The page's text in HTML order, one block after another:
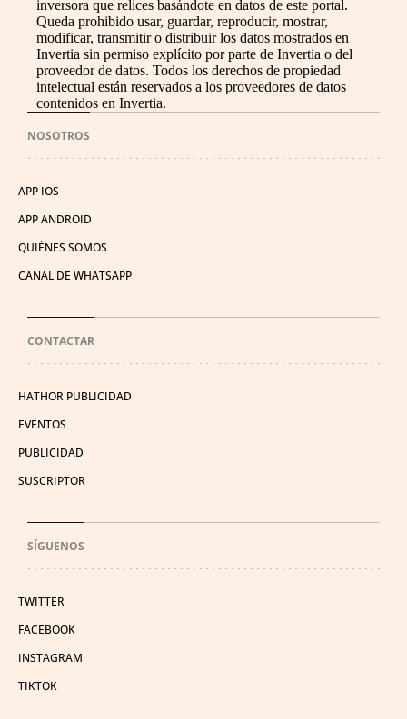
inversora que relices basándote en datos de este portal.
Queda prohibido usar, guardar, reproducir, mostrar,
modificar, transmitir o distribuir los datos mostrados en
Invertia sin permiso explícito por parte de Invertia o del
proveedor de datos. Todos los derechos de propiedad
intelectual están reservados a los proveedores de datos
contenidos en Invertia.
NOSOTROS
APP IOS
APP ANDROID
QUIÉNES SOMOS
CANAL DE WHATSAPP
CONTACTAR
HATHOR PUBLICIDAD
EVENTOS
PUBLICIDAD
SUSCRIPTOR
SÍGUENOS
TWITTER
FACEBOOK
INSTAGRAM
TIKTOK